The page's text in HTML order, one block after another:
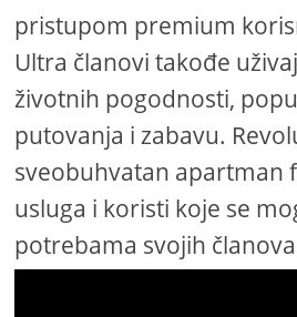
pristupom premium
Ultra članovi takođe
životnih pogodnosti,
putovanja i zabavu.
sveobuhvatan apartman
usluga i koristi koje se
potrebama svojih